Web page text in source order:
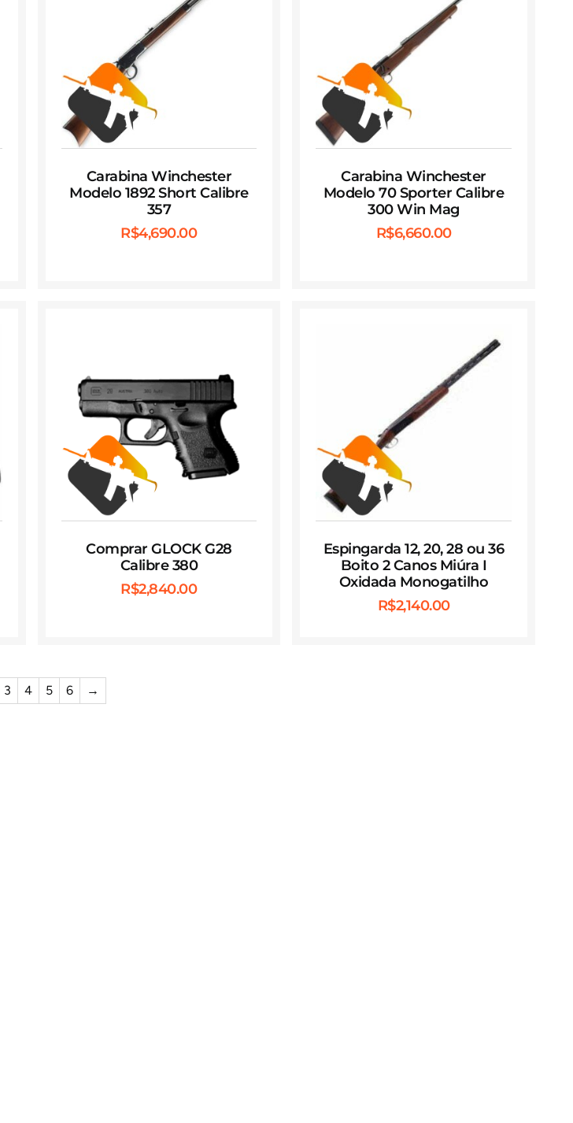
Carabina Winchester
Modelo 1892 Short Calibre
357
R$4,690.00
Carabina Winchester
Modelo 70 Sporter Calibre
300 Win Mag
R$6,660.00
Comprar GLOCK G28
Calibre 380
R$2,840.00
Espingarda 12, 20, 28 ou 36
Boito 2 Canos Miúra I
Oxidada Monogatilho
R$2,140.00
3 4 5 6 →